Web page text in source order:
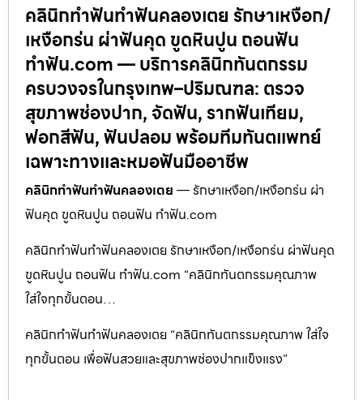
คลินิกทำฟันทำฟันคลองเตย รักษาเหงือก/
เหงือกร่น ผ่าฟันคุด ขูดหินปูน ถอนฟัน
ทำฟัน.com — บริการคลินิกทันตกรรม
ครบวงจรในกรุงเทพ–ปริมณฑล: ตรวจ
สุขภาพช่องปาก, จัดฟัน, รากฟันเทียม,
ฟอกสีฟัน, ฟันปลอม พร้อมทีมทันตแพทย์
เฉพาะทางและหมอฟันมืออาชีพ
คลินิกทำฟันทำฟันคลองเตย — รักษาเหงือก/เหงือกร่น ผ่า
ฟันคุด ขูดหินปูน ถอนฟัน ทำฟัน.com
คลินิกทำฟันทำฟันคลองเตย รักษาเหงือก/เหงือกร่น ผ่าฟันคุด
ขูดหินปูน ถอนฟัน ทำฟัน.com “คลินิกทันตกรรมคุณภาพ
ใส่ใจทุกขั้นตอน…
คลินิกทำฟันทำฟันคลองเตย “คลินิกทันตกรรมคุณภาพ ใส่ใจ
ทุกขั้นตอน เพื่อฟันสวยและสุขภาพช่องปากแข็งแรง”